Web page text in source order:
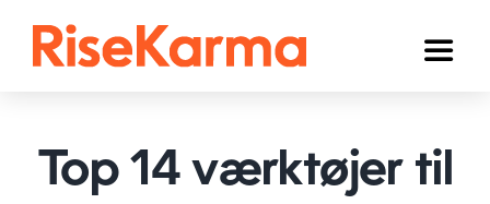
Toggle
TikTok
Top 14 værktøjer til